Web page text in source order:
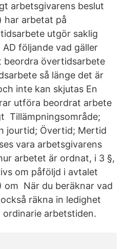
arbetsgivarens beslut
har arbetat på
utgör saklig
följande vad gäller
övertidsarbete
så länge det är
inte kan skjutas En
utföra beordrat arbete
Tillämpningsområde;
jourtid; Övertid; Mertid
vara arbetsgivarens
arbetet är ordnat, i 3 §,
om påföljd i avtalet
om När du beräknar vad
räkna in ledighet
arbetstiden.